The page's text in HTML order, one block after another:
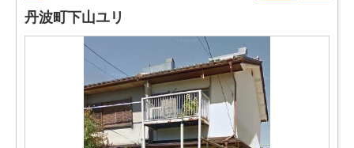
丹波町下山ユリ